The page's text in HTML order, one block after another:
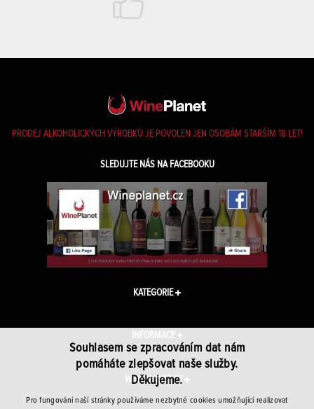
PRODEJ ALKOHOLICKÝCH VÝROBKŮ JE POVOLEN JEN OSOBÁM STARŠÍM 18 LET!
SLEDUJTE NÁS NA FACEBOOKU
KATEGORIE
INFORMACE
WINEPLANET.CZ
Souhlasem se zpracováním dat nám
pomáháte zlepšovat naše služby.
Děkujeme.
Pro fungování naší stránky používáme nezbytné cookies umožňující realizovat